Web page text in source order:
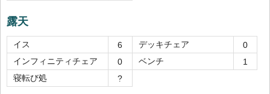
露天
イス 6 デッキチェア
0
インフィニティチェア
0 ベンチ
1
寝転び処
?